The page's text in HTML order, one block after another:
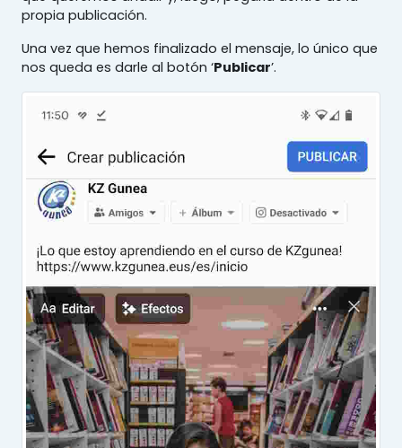
propia publicación.
Una vez que hemos finalizado el mensaje, lo único que
nos queda es darle al botón ‘Publicar’.